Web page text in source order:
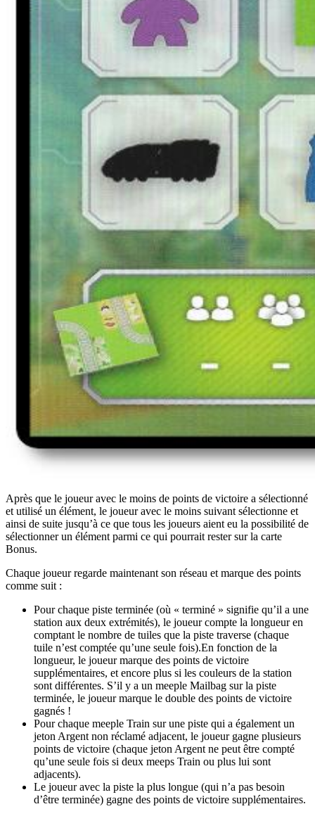
Après que le joueur avec le moins de points de victoire a sélectionné
et utilisé un élément, le joueur avec le moins suivant sélectionne et
ainsi de suite jusqu’à ce que tous les joueurs aient eu la possibilité de
sélectionner un élément parmi ce qui pourrait rester sur la carte
Bonus.
Chaque joueur regarde maintenant son réseau et marque des points
comme suit :
Pour chaque piste terminée (où « terminé » signifie qu’il a une
station aux deux extrémités), le joueur compte la longueur en
comptant le nombre de tuiles que la piste traverse (chaque
tuile n’est comptée qu’une seule fois).En fonction de la
longueur, le joueur marque des points de victoire
supplémentaires, et encore plus si les couleurs de la station
sont différentes. S’il y a un meeple Mailbag sur la piste
terminée, le joueur marque le double des points de victoire
gagnés !
Pour chaque meeple Train sur une piste qui a également un
jeton Argent non réclamé adjacent, le joueur gagne plusieurs
points de victoire (chaque jeton Argent ne peut être compté
qu’une seule fois si deux meeps Train ou plus lui sont
adjacents).
Le joueur avec la piste la plus longue (qui n’a pas besoin
d’être terminée) gagne des points de victoire supplémentaires.